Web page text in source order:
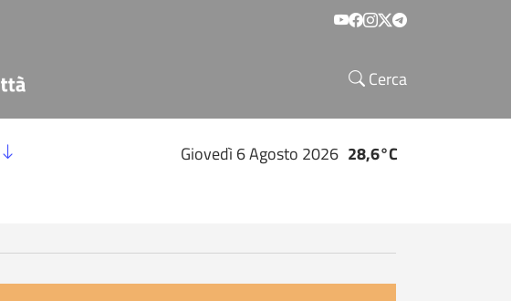
Social menu
Cerca
Giovedì 6 Agosto 2026 28,6°C